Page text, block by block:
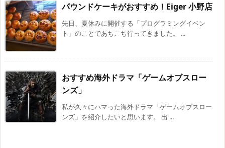
パウンドケーキがおすすめ！Eiger 小野店
先日、夏休みに開催する「プログラミングイベン
ト」のことであちこち行ってきました。 ...
おすすめ海外ドラマ「ゲームオブスロー
ンズ」
私が久々にハマった海外ドラマ「ゲームオブスロー
ンズ」を紹介したいと思います。 出 ...